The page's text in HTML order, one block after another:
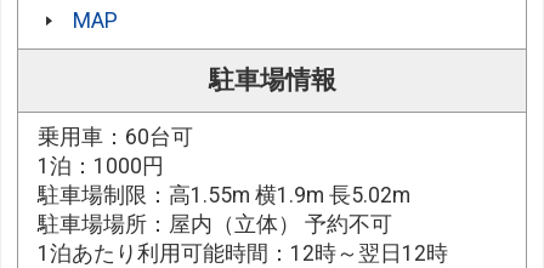
MAP
駐車場情報
乗用車：60台可
1泊：1000円
駐車場制限：高1.55m 横1.9m 長5.02m
駐車場場所：屋内（立体） 予約不可
1泊あたり利用可能時間：12時～翌日12時